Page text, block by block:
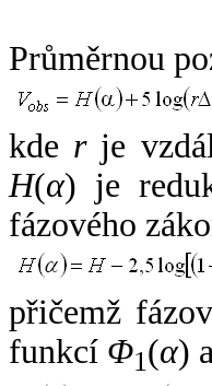
Průměrnou
kde rje
H(α) je
fázového
přičemž
funkcí Φ1(α) a